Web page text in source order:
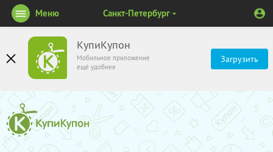
КупиКупон
Мобильное приложение
ещё удобнее
Загрузить
Меню Санкт-Петербург